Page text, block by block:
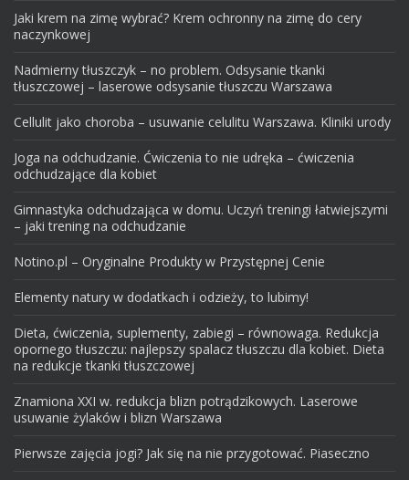
Jaki krem na zimę wybrać? Krem ochronny na zimę do cery
naczynkowej
Nadmierny tłuszczyk – no problem. Odsysanie tkanki
tłuszczowej – laserowe odsysanie tłuszczu Warszawa
Cellulit jako choroba – usuwanie celulitu Warszawa. Kliniki urody
Joga na odchudzanie. Ćwiczenia to nie udręka – ćwiczenia
odchudzające dla kobiet
Gimnastyka odchudzająca w domu. Uczyń treningi łatwiejszymi
– jaki trening na odchudzanie
Notino.pl – Oryginalne Produkty w Przystępnej Cenie
Elementy natury w dodatkach i odzieży, to lubimy!
Dieta, ćwiczenia, suplementy, zabiegi – równowaga. Redukcja
opornego tłuszczu: najlepszy spalacz tłuszczu dla kobiet. Dieta
na redukcje tkanki tłuszczowej
Znamiona XXI w. redukcja blizn potrądzikowych. Laserowe
usuwanie żylaków i blizn Warszawa
Pierwsze zajęcia jogi? Jak się na nie przygotować. Piaseczno